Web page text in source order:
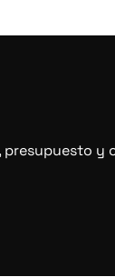
presupuesto y